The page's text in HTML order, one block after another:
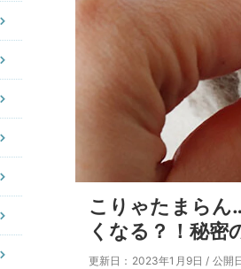
こりゃたまら
くなる？！秘密
更新日：2023年1月9日 / 公開